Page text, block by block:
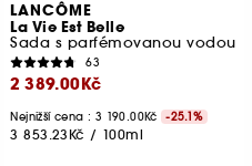
LANCÔME
La Vie Est Belle
Sada s parfémovanou vodou
63
2 389.00Kč
Nejnižší cena : 3 190.00Kč -25.1%
3 853.23Kč / 100ml